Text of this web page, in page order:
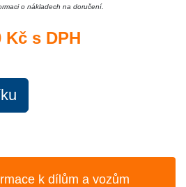
o nákladech na doručení.
Kč s DPH
k dílům a vozům